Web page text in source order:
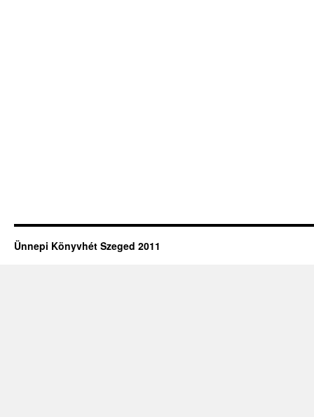
Ünnepi Könyvhét Szeged 2011